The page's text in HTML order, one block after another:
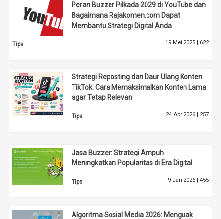
Peran Buzzer Pilkada 2029 di YouTube dan
Bagaimana Rajakomen.com Dapat
Membantu Strategi Digital Anda
Tips 19 Mei 2025 | 622
Strategi Reposting dan Daur Ulang Konten
TikTok: Cara Memaksimalkan Konten Lama
agar Tetap Relevan
Tips 24 Apr 2026 | 257
Jasa Buzzer: Strategi Ampuh
Meningkatkan Popularitas di Era Digital
Tips 9 Jan 2026 | 455
Algoritma Sosial Media 2026: Menguak